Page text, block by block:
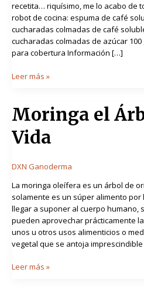
recetita… riquísimo, me lo acabo de
robot de cocina: espuma de café
cucharadas colmadas de café
cucharadas colmadas de azúcar
para cobertura Información […]
Leer más »
Moringa el
Vida
DXN Ganoderma
La moringa oleífera es un árbol de
solamente es un súper alimento
llegar a suponer al cuerpo humano,
pueden aprovechar prácticamente
unos u otros usos alimenticios o
vegetal que se antoja imprescindible
Moringa
el
Árbol
de
Vida
Leer más »